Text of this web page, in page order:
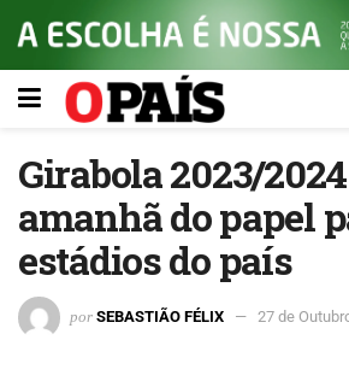
Girabola 2023/
amanhã do papel
estádios do país
por SEBASTIÃO FÉLIX 27 de